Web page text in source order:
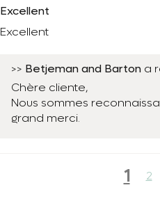
Excellent
Excellent
>> Betjeman and Barton a
Chère cliente,
Nous sommes
grand merci.
1 2